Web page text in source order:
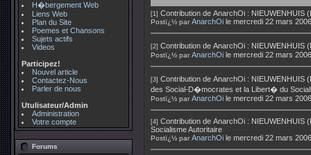
H�bergement Web
Liens Web
Plan du Site
Poemes et Chansons
Sujets actifs
Videos
Participez!
Nouvel article
Contactez-Nous
Parler de nous
Utulisateur/Admin
Administration
Votre compte
Forums
[1] Contribution de AnarchOi : NIEUWENHUIS
Postï¿½ par AnarchOi le mercredi 22 mars
[2] Contribution de AnarchOi : NIEUWENHUIS
Postï¿½ par AnarchOi le mercredi 22 mars
[3] Contribution de AnarchOi : NIEUWENHUIS
des Social-D�mocrates et la Libert� du
Postï¿½ par AnarchOi le mercredi 22 mars
[4] Contribution de AnarchOi : NIEUWENHUIS
Socialisme Autoritaire
Postï¿½ par AnarchOi le mercredi 22 mars